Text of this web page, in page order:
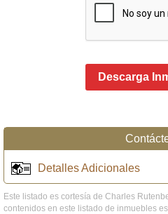
Descarga
Detalles Adicionales
Este listado es cortesía de Charles
contenidos en este listado de inmuebles